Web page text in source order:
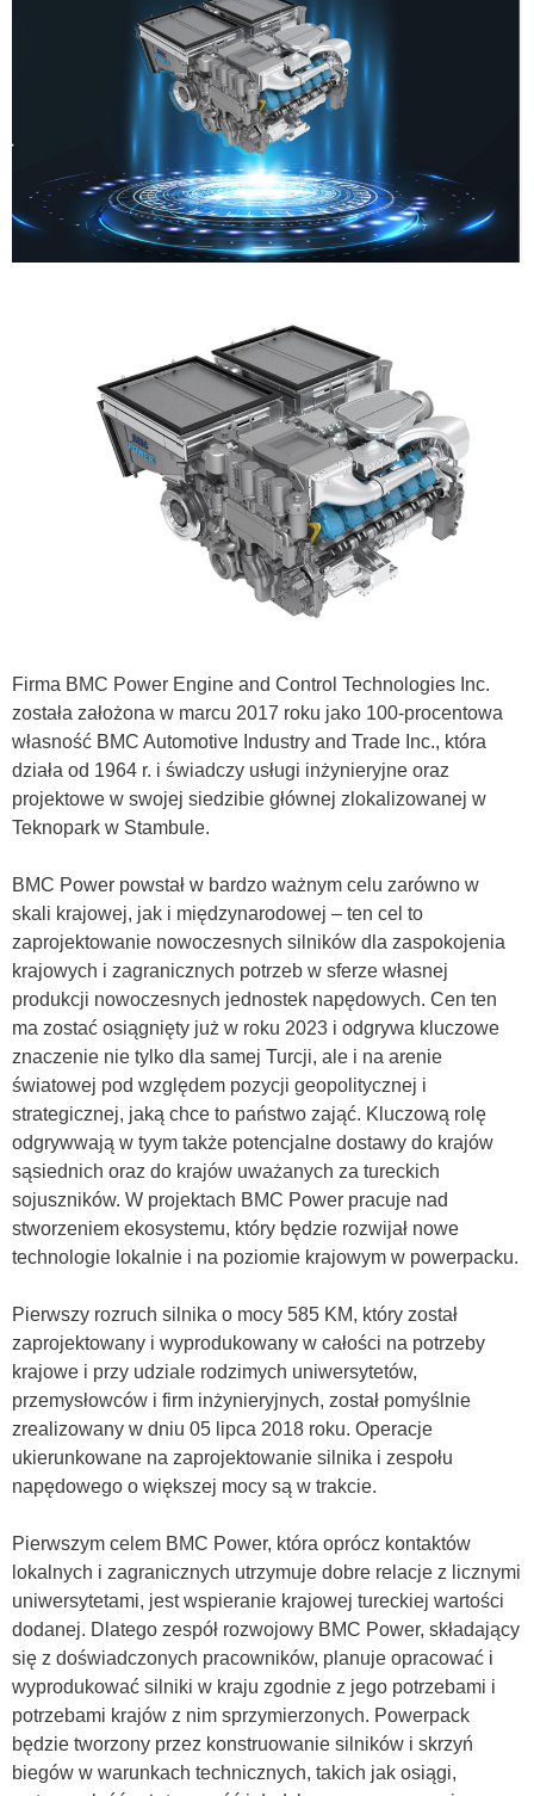
Firma BMC Power Engine and Control Technologies Inc.
została założona w marcu 2017 roku jako 100-procentowa
własność BMC Automotive Industry and Trade Inc., która
działa od 1964 r. i świadczy usługi inżynieryjne oraz
projektowe w swojej siedzibie głównej zlokalizowanej w
Teknopark w Stambule.
BMC Power powstał w bardzo ważnym celu zarówno w
skali krajowej, jak i międzynarodowej – ten cel to
zaprojektowanie nowoczesnych silników dla zaspokojenia
krajowych i zagranicznych potrzeb w sferze własnej
produkcji nowoczesnych jednostek napędowych. Cen ten
ma zostać osiągnięty już w roku 2023 i odgrywa kluczowe
znaczenie nie tylko dla samej Turcji, ale i na arenie
światowej pod względem pozycji geopolitycznej i
strategicznej, jaką chce to państwo zająć. Kluczową rolę
odgrywwają w tyym także potencjalne dostawy do krajów
sąsiednich oraz do krajów uważanych za tureckich
sojuszników. W projektach BMC Power pracuje nad
stworzeniem ekosystemu, który będzie rozwijał nowe
technologie lokalnie i na poziomie krajowym w powerpacku.
Pierwszy rozruch silnika o mocy 585 KM, który został
zaprojektowany i wyprodukowany w całości na potrzeby
krajowe i przy udziale rodzimych uniwersytetów,
przemysłowców i firm inżynieryjnych, został pomyślnie
zrealizowany w dniu 05 lipca 2018 roku. Operacje
ukierunkowane na zaprojektowanie silnika i zespołu
napędowego o większej mocy są w trakcie.
Pierwszym celem BMC Power, która oprócz kontaktów
lokalnych i zagranicznych utrzymuje dobre relacje z licznymi
uniwersytetami, jest wspieranie krajowej tureckiej wartości
dodanej. Dlatego zespół rozwojowy BMC Power, składający
się z doświadczonych pracowników, planuje opracować i
wyprodukować silniki w kraju zgodnie z jego potrzebami i
potrzebami krajów z nim sprzymierzonych. Powerpack
będzie tworzony przez konstruowanie silników i skrzyń
biegów w warunkach technicznych, takich jak osiągi,